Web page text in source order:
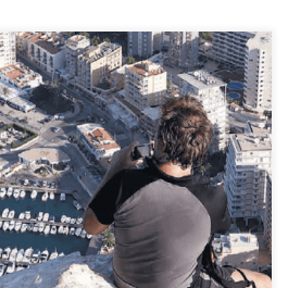
de Ifach w Calp trzeba sobie
mianowicie pokonać najpierw
Jednak cały wysiłek zostanie
widokiem na plaże […]